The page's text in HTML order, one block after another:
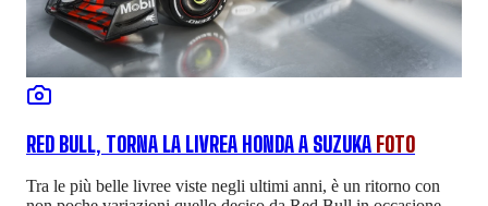
RED BULL, TORNA LA LIVREA HONDA A SUZUKA FOTO
Tra le più belle livree viste negli ultimi anni, è un ritorno con